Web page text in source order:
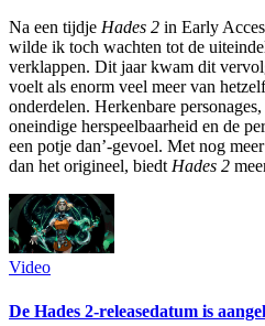
Na een tijdje Hades 2 in Early
wilde ik toch wachten tot de
verklappen. Dit jaar kwam dit
voelt als enorm veel meer van
onderdelen. Herkenbare
oneindige herspeelbaarheid en de
een potje dan’-gevoel. Met nog
dan het origineel, biedt Hades 2
Video
De Hades 2-releasedatum is